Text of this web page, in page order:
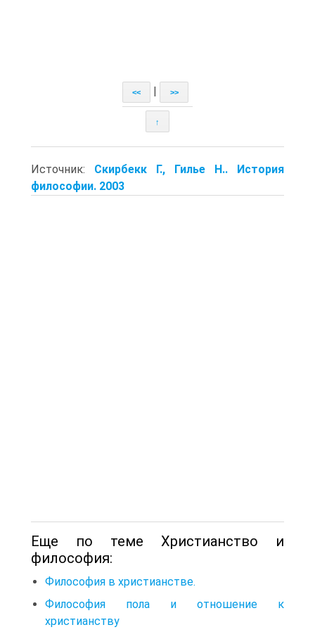
<< >>
↑
Источник: Скирбекк Г., Гилье Н.. История
философии. 2003
Еще по теме Христианство и
философия:
Философия в христианстве.
Философия пола и отношение к
христианству